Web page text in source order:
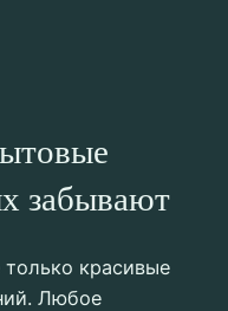
забывают
красивые
Любое